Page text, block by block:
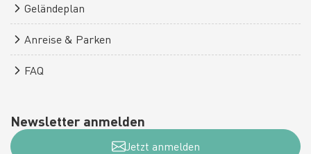
Geländeplan
Anreise & Parken
FAQ
Newsletter anmelden
Jetzt anmelden